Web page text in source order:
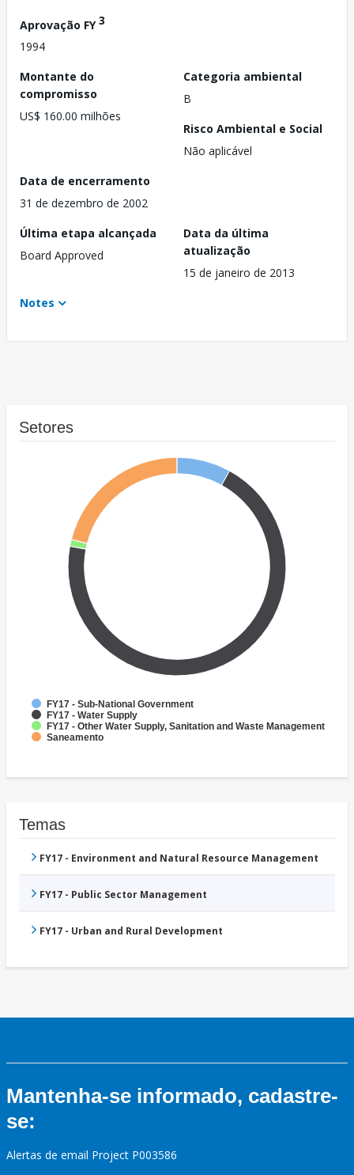
Aprovação FY3
1994
Montante do
compromisso
US$ 160.00 milhões
Categoria ambiental
B
Risco Ambiental e Social
Não aplicável
Data de encerramento
31 de dezembro de 2002
Última etapa alcançada
Board Approved
Data da última
atualização
15 de janeiro de 2013
Notes
Setores
FY17 - Sub-National Government
FY17 - Water Supply
FY17 - Other Water Supply, Sanitation and Waste Management
Saneamento
Temas
FY17 - Environment and Natural Resource Management
FY17 - Public Sector Management
FY17 - Urban and Rural Development
Mantenha-se informado, cadastre-
se:
Alertas de email Project P003586